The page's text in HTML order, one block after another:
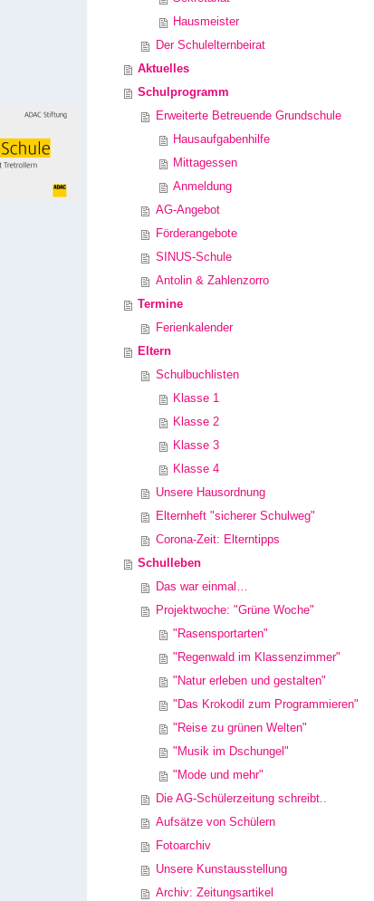
Hausmeister
Der Schulelternbeirat
Aktuelles
Schulprogramm
Erweiterte Betreuende Grundschule
Hausaufgabenhilfe
Mittagessen
Anmeldung
AG-Angebot
Förderangebote
SINUS-Schule
Antolin & Zahlenzorro
Termine
Ferienkalender
Eltern
Schulbuchlisten
Klasse 1
Klasse 2
Klasse 3
Klasse 4
Unsere Hausordnung
Elternheft "sicherer Schulweg"
Corona-Zeit: Elterntipps
Schulleben
Das war einmal…
Projektwoche: "Grüne Woche"
"Rasensportarten"
"Regenwald im Klassenzimmer"
"Natur erleben und gestalten"
"Das Krokodil zum Programmieren"
"Reise zu grünen Welten"
"Musik im Dschungel"
"Mode und mehr"
Die AG-Schülerzeitung schreibt..
Aufsätze von Schülern
Fotoarchiv
Unsere Kunstausstellung
Archiv: Zeitungsartikel